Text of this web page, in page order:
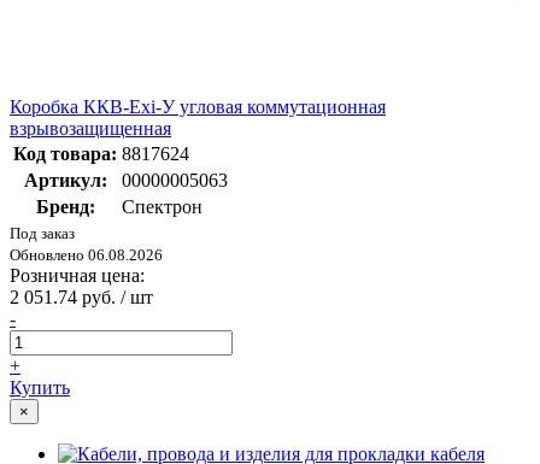
Коробка ККВ-Exi-У угловая коммутационная
взрывозащищенная
Код товара: 8817624
Артикул:
00000005063
Бренд:
Спектрон
Под заказ
Обновлено 06.08.2026
Розничная цена:
2 051.74 руб. / шт
-
+
Купить
×